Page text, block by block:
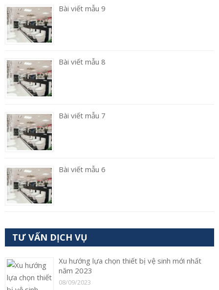
Bài viết mẫu 9
Bài viết mẫu 8
Bài viết mẫu 7
Bài viết mẫu 6
TƯ VẤN DỊCH VỤ
Xu hướng lựa chọn thiết bị vệ sinh mới nhất
năm 2023
08/09/2023